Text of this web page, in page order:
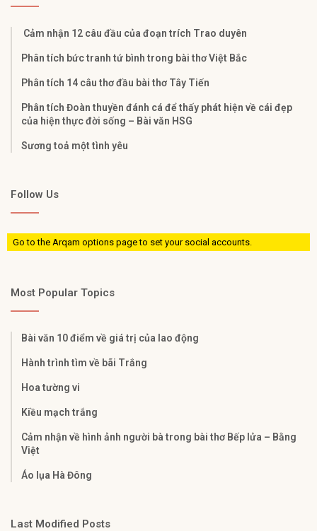
Cảm nhận 12 câu đầu của đoạn trích Trao duyên
Phân tích bức tranh tứ bình trong bài thơ Việt Bắc
Phân tích 14 câu thơ đầu bài thơ Tây Tiến
Phân tích Đoàn thuyền đánh cá để thấy phát hiện về cái đẹp
của hiện thực đời sống – Bài văn HSG
Sương toả một tình yêu
Follow Us
Go to the Arqam options page to set your social accounts.
Most Popular Topics
Bài văn 10 điểm về giá trị của lao động
Hành trình tìm về bãi Trắng
Hoa tường vi
Kiều mạch trắng
Cảm nhận về hình ảnh người bà trong bài thơ Bếp lửa – Bằng
Việt
Áo lụa Hà Đông
Last Modified Posts